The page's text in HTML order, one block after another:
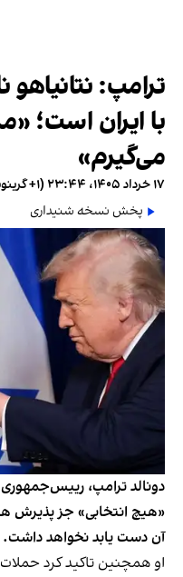
ترامپ:
با ایران است؛
می‌گیرم»
۱۷ خرداد ۱۴۰۵، ۲۳:۴۴ (‎+۱ گرینویچ)
پخش نسخه شنیداری
دونالد ترامپ، رییس‌جمهوری
«هیچ انتخابی» جز پذیرش
آن دست یابد نخواهد داشت.
او همچنین تاکید کرد